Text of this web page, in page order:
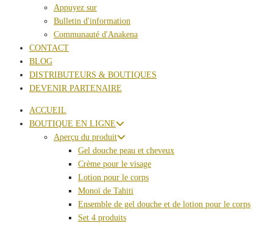
Appuyez sur
Bulletin d'information
Communauté d'Anakena
CONTACT
BLOG
DISTRIBUTEURS & BOUTIQUES
DEVENIR PARTENAIRE
ACCUEIL
BOUTIQUE EN LIGNE
Aperçu du produit
Gel douche peau et cheveux
Crème pour le visage
Lotion pour le corps
Monoï de Tahiti
Ensemble de gel douche et de lotion pour le corps
Set 4 produits